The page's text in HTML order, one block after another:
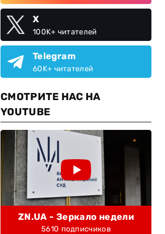
X
100K+ читателей
Telegram
60K+ читателей
СМОТРИТЕ НАС НА
YOUTUBE
ZN.UA - Зеркало недели
5610 подписчиков